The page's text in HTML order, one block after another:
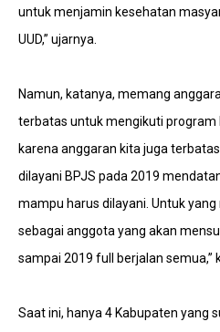
untuk menjamin kesehatan
UUD,” ujarnya.
Namun, katanya, memang
terbatas untuk mengikuti program
karena anggaran kita juga
dilayani BPJS pada 2019
mampu harus dilayani. Untuk
sebagai anggota yang akan
sampai 2019 full berjalan semua,”
Saat ini, hanya 4 Kabupaten yang